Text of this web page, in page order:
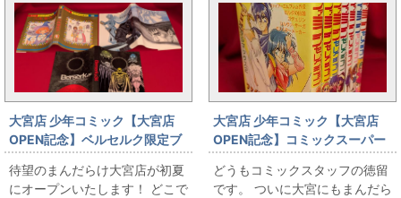
大宮店 少年コミック【大宮店
OPEN記念】ベルセルク限定ブ
ックカバー3種ご用意いたしまし
た！
待望のまんだらけ大宮店が初夏
にオープンいたします！ どこで
大宮店 少年コミック【大宮店
OPEN記念】コミックスーパー
ファミコンセレクション全7巻セ
ット出します
どうもコミックスタッフの徳留
です。 ついに大宮にもまんだら